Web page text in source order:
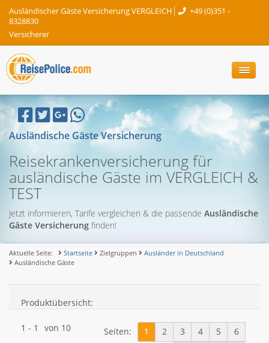
Ausländischer Gäste Versicherung VERGLEICH
+49 (0)351 -
8328830
Versicherer
Ausländische Gäste Versicherung
Reisekrankenversicherung für
ausländische Gäste im VERGLEICH &
TEST
Jetzt informieren, Tarife vergleichen & die passende Ausländische
Gäste Versicherung finden!
Aktuelle Seite: Startseite Zielgruppen
Ausländer in Deutschland
Ausländische Gäste
Produktübersicht:
1 - 1 von 10 Seiten: 1 2 3 4 5
6